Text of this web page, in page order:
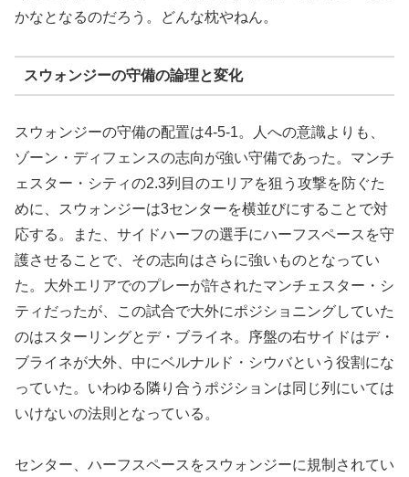
かなとなるのだろう。どんな枕やねん。
スウォンジーの守備の論理と変化
スウォンジーの守備の配置は4-5-1。人への意識よりも、
ゾーン・ディフェンスの志向が強い守備であった。マンチ
ェスター・シティの2.3列目のエリアを狙う攻撃を防ぐた
めに、スウォンジーは3センターを横並びにすることで対
応する。また、サイドハーフの選手にハーフスペースを守
護させることで、その志向はさらに強いものとなってい
た。大外エリアでのプレーが許されたマンチェスター・シ
ティだったが、この試合で大外にポジショニングしていた
のはスターリングとデ・ブライネ。序盤の右サイドはデ・
ブライネが大外、中にベルナルド・シウバという役割にな
っていた。いわゆる隣り合うポジションは同じ列にいては
いけないの法則となっている。
センター、ハーフスペースをスウォンジーに規制されてい